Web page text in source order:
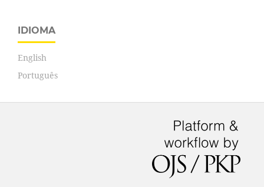
IDIOMA
English
Português